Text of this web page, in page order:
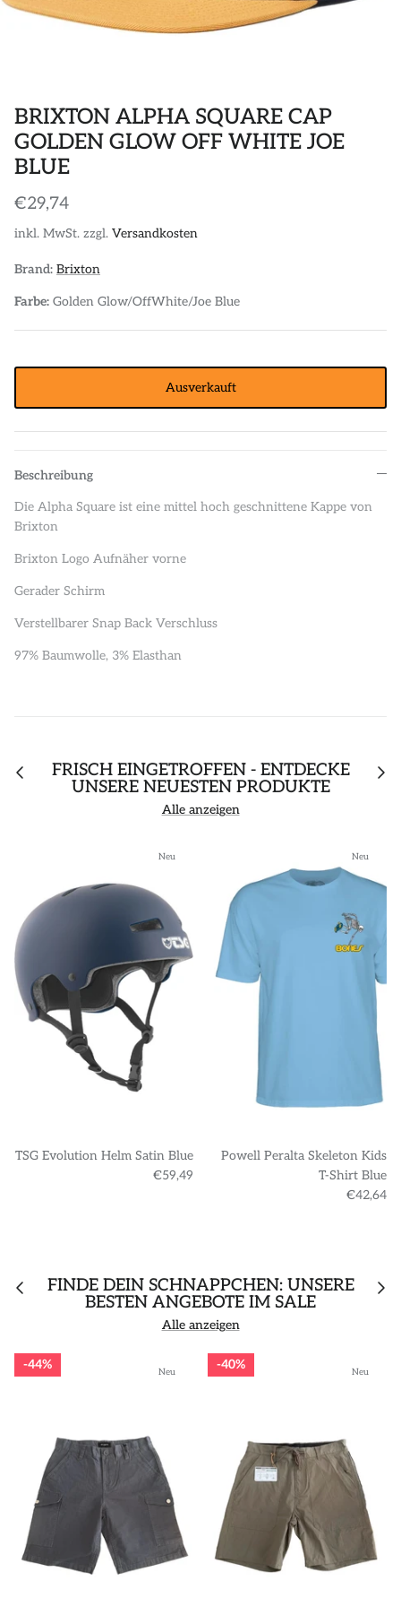
POLOS
STICKER
BRIXTON ALPHA SQUARE CAP
GOLDEN GLOW OFF WHITE JOE
BLUE
€29,74
inkl. MwSt. zzgl. Versandkosten
Brand: Brixton
Farbe: Golden Glow/OffWhite/Joe Blue
Ausverkauft
Beschreibung
Die Alpha Square ist eine mittel hoch geschnittene Kappe von
Brixton
Brixton Logo Aufnäher vorne
Gerader Schirm
Verstellbarer Snap Back Verschluss
97% Baumwolle, 3% Elasthan
FRISCH EINGETROFFEN - ENTDECKE
UNSERE NEUESTEN PRODUKTE
Alle anzeigen
Neu
TSG Evolution Helm Satin Blue
€59,49
Neu
Powell Peralta Skeleton Kids
T-Shirt Blue
€42,64
FINDE DEIN SCHNÄPPCHEN: UNSERE
BESTEN ANGEBOTE IM SALE
Alle anzeigen
Neu
44% Neu
40%